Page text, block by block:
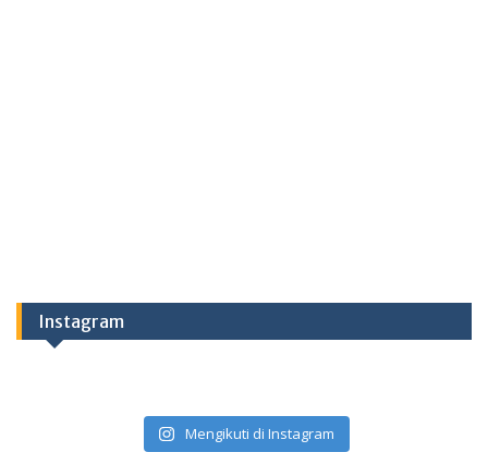
Instagram
Mengikuti di Instagram